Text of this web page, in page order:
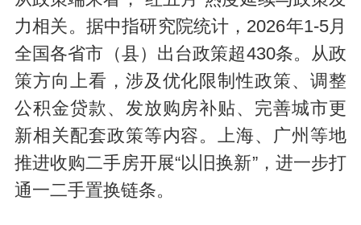
力相关。据中指研究院统计，2026年1-5月
全国各省市（县）出台政策超430条。从政
策方向上看，涉及优化限制性政策、调整
公积金贷款、发放购房补贴、完善城市更
新相关配套政策等内容。上海、广州等地
推进收购二手房开展“以旧换新”，进一步打
通一二手置换链条。